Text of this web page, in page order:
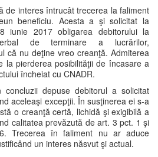
de interes întrucât trecerea la faliment
beneficiu. Acesta a şi solicitat la
iunie 2017 obligarea debitorului la
verbal de terminare a lucrărilor,
că nu deţine vreo creanţă. Admiterea
la pierderea posibilităţii de încasare a
încheiat cu CNADR.
depuse debitorul a solicitat
aceleaşi excepţii. În susţinerea ei s-a
o creanţă certă, lichidă şi exigibilă a
calitatea prevăzută de art. 3 pct. 1 şi
Trecerea în faliment nu ar aduce
un interes năsvut şi actual.